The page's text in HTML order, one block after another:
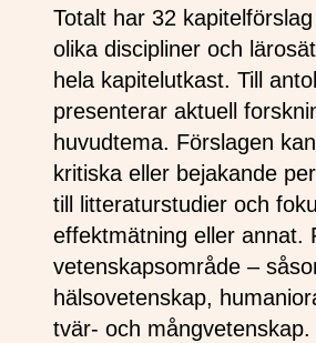
Totalt har 32
olika discipliner och
hela kapitelutkast. Till
presenterar aktuell
huvudtema. Förslagen
kritiska eller bejakande
till litteraturstudier och
effektmätning eller annat.
vetenskapsområde –
hälsovetenskap,
tvär- och